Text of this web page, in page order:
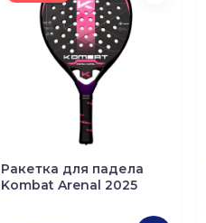
Ракетка для падела
Kombat Arenal 2025